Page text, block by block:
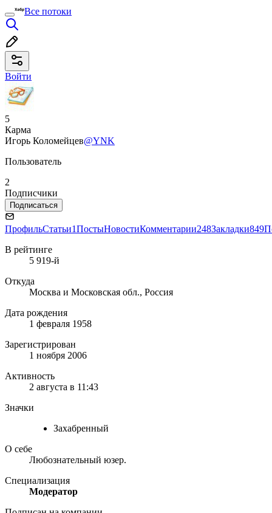
Все потоки
Войти
5
Карма
Игорь Коломейцев@YNK
Пользователь
2
Подписчики
Подписаться
ПрофильСтатьи1ПостыНовостиКомментарии248Закладки849
В рейтинге
5 919-й
Откуда
Москва и Московская обл., Россия
Дата рождения
1 февраля 1958
Зарегистрирован
1 ноября 2006
Активность
2 августа в 11:43
Значки
Захабренный
О себе
Любознательный юзер.
Специализация
Модератор